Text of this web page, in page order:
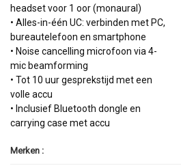
headset voor 1 oor (monaural)
• Alles-in-één UC: verbinden met PC,
bureautelefoon en smartphone
• Noise cancelling microfoon via 4-
mic beamforming
• Tot 10 uur gesprekstijd met een
volle accu
• Inclusief Bluetooth dongle en
carrying case met accu
Merken :